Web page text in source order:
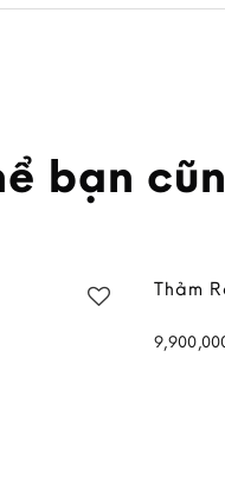
bạn
Thảm